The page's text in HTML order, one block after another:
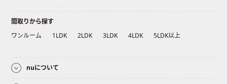
間取りから探す
ワンルーム
1LDK 2LDK 3LDK 4LDK 5LDK以上
nuについて